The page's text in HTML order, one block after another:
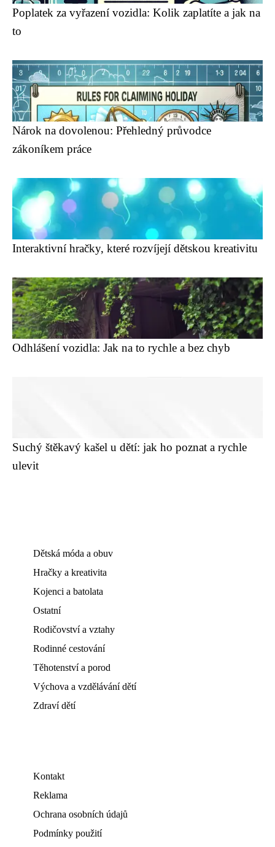
Poplatek za vyřazení vozidla: Kolik zaplatíte a jak na
to
Nárok na dovolenou: Přehledný průvodce
zákoníkem práce
Interaktivní hračky, které rozvíjejí dětskou kreativitu
Odhlášení vozidla: Jak na to rychle a bez chyb
Suchý štěkavý kašel u dětí: jak ho poznat a rychle
ulevit
Dětská móda a obuv
Hračky a kreativita
Kojenci a batolata
Ostatní
Rodičovství a vztahy
Rodinné cestování
Těhotenství a porod
Výchova a vzdělávání dětí
Zdraví dětí
Kontakt
Reklama
Ochrana osobních údajů
Podmínky použití